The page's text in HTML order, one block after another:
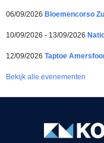
06/09/2026 Bloemencorso
10/09/2026 - 13/09/2026
12/09/2026 Taptoe
Bekijk alle evenementen